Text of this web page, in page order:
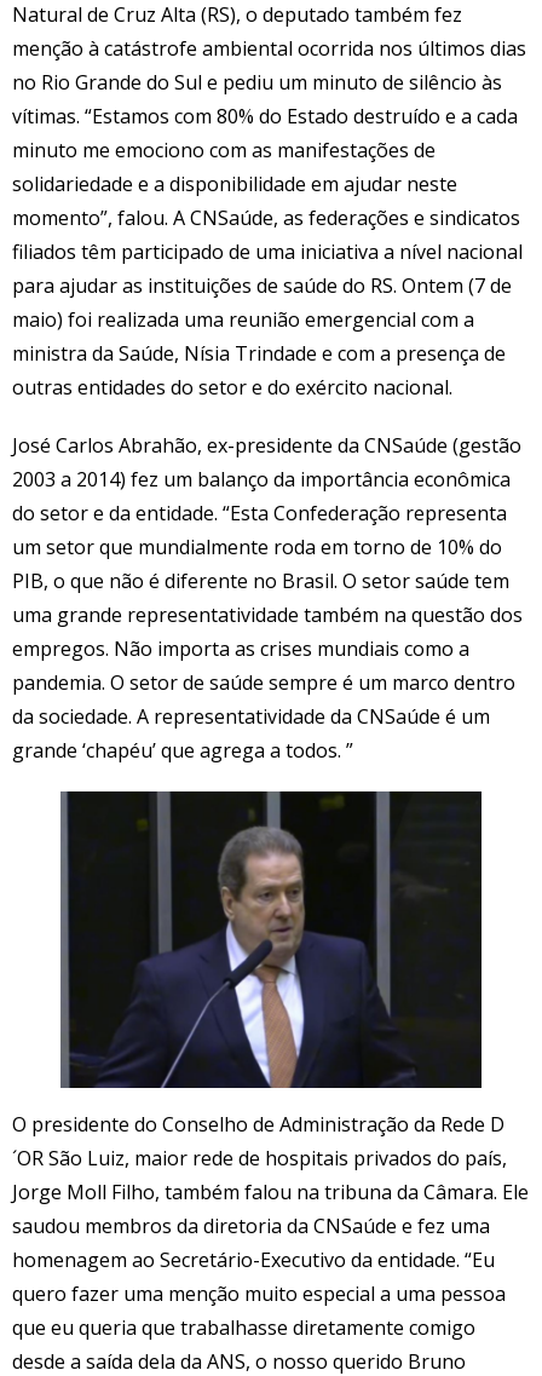
Natural de Cruz Alta (RS), o deputado também fez
menção à catástrofe ambiental ocorrida nos últimos dias
no Rio Grande do Sul e pediu um minuto de silêncio às
vítimas. “Estamos com 80% do Estado destruído e a cada
minuto me emociono com as manifestações de
solidariedade e a disponibilidade em ajudar neste
momento”, falou. A CNSaúde, as federações e sindicatos
filiados têm participado de uma iniciativa a nível nacional
para ajudar as instituições de saúde do RS. Ontem (7 de
maio) foi realizada uma reunião emergencial com a
ministra da Saúde, Nísia Trindade e com a presença de
outras entidades do setor e do exército nacional.
José Carlos Abrahão, ex-presidente da CNSaúde (gestão
2003 a 2014) fez um balanço da importância econômica
do setor e da entidade. “Esta Confederação representa
um setor que mundialmente roda em torno de 10% do
PIB, o que não é diferente no Brasil. O setor saúde tem
uma grande representatividade também na questão dos
empregos. Não importa as crises mundiais como a
pandemia. O setor de saúde sempre é um marco dentro
da sociedade. A representatividade da CNSaúde é um
grande ‘chapéu’ que agrega a todos. ”
O presidente do Conselho de Administração da Rede D
´OR São Luiz, maior rede de hospitais privados do país,
Jorge Moll Filho, também falou na tribuna da Câmara. Ele
saudou membros da diretoria da CNSaúde e fez uma
homenagem ao Secretário-Executivo da entidade. “Eu
quero fazer uma menção muito especial a uma pessoa
que eu queria que trabalhasse diretamente comigo
desde a saída dela da ANS, o nosso querido Bruno